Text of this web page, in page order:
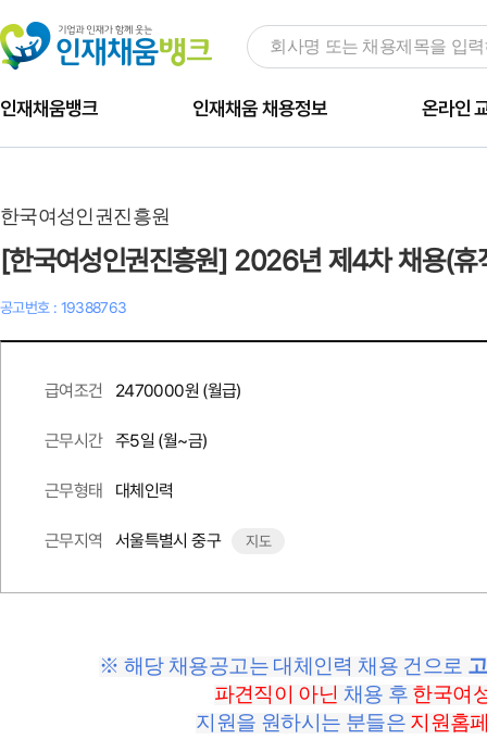
인재채움뱅크 인재채움 채용정보 온라인
한국여성인권진흥원
[한국여성인권진흥원] 2026년 제4차 채용(휴
공고번호 : 19388763
급여조건 2470000원 (월급)
근무시간 주5일 (월~금)
근무형태 대체인력
근무지역 서울특별시 중구 지도
※ 해당 채용공고는 대체인력 채용 건으로
파견직이 아닌 채용 후 한국여
지원을 원하시는 분들은 지원홈